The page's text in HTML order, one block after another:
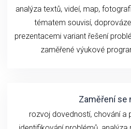
analýza textů, videí, map,
tématem souvisí,
prezentacemi variant řešení
zaměřené výukové
Zaměření se
rozvoj dovedností, chování a